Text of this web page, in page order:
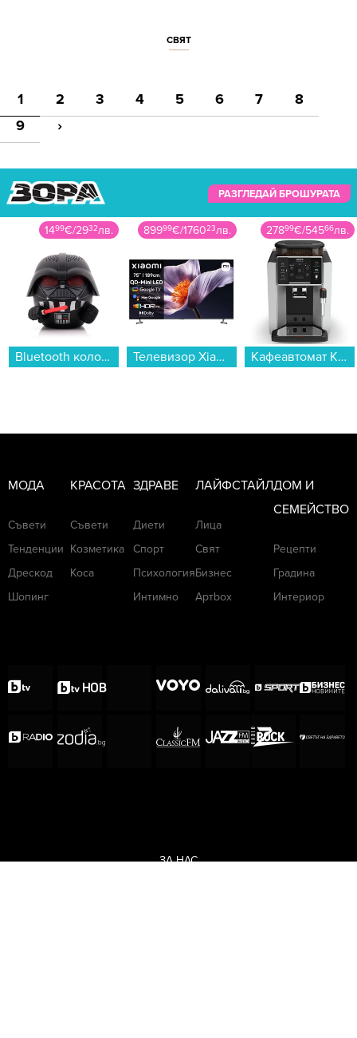
СВЯТ
1 2 3 4 5 6 7
8
9
›
РАЗГЛЕДАЙ БРОШУРАТА
1499€/2932лв.
Bluetooth колонка Bitty Boomers Darth Vader - BITTYRVADER...
89999€/176023лв.
Телевизор Xiaomi TV S Pro Mini LED 75 2026 / ELA6336EU , 189 см, 3840x2160 UHD-4K , 75 inch, Android , Mini LED , Smart TV...
27899€/54566лв.
Кафеавтомат Krups EA910E10 SENSATION...
МОДА
Съвети
Тенденции
Дрескод
Шопинг
КРАСОТА
Съвети
Козметика
Коса
ЗДРАВЕ
Диети
Спорт
Психология
Интимно
ЛАЙФСТАЙЛ
Лица
Свят
Бизнес
Артbox
ДОМ И
СЕМЕЙСТВО
Рецепти
Градина
Интериор
ЗА НАС